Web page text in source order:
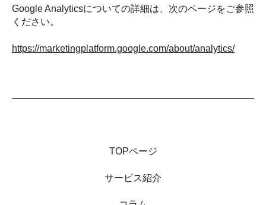
Google Analyticsについての詳細は、次のページをご参照
ください。
https://marketingplatform.google.com/about/analytics/
TOPページ
サービス紹介